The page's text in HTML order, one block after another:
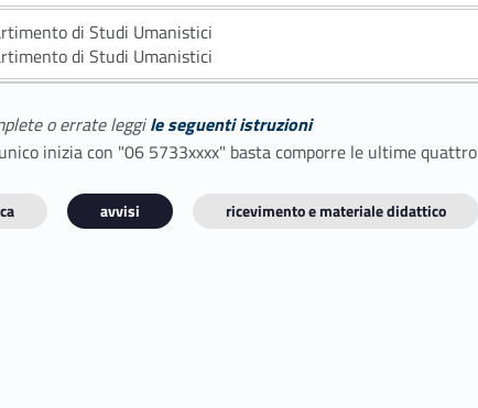
di Studi Umanistici
di Studi Umanistici
o errate leggile seguenti istruzioni
inizia con "06 5733xxxx" basta comporre le ultime
avvisi ricevimento e materiale didattico